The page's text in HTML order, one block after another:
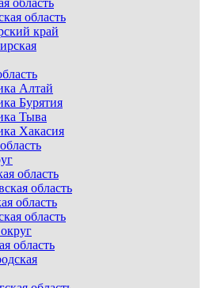
область
область
край
Алтай
Бурятия
Тыва
Хакасия
область
область
область
область
область